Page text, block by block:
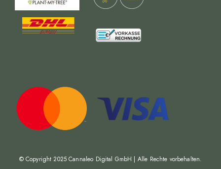
© Copyright 2025Cannaleo Digital GmbH | Alle Rechte vorbehalten.